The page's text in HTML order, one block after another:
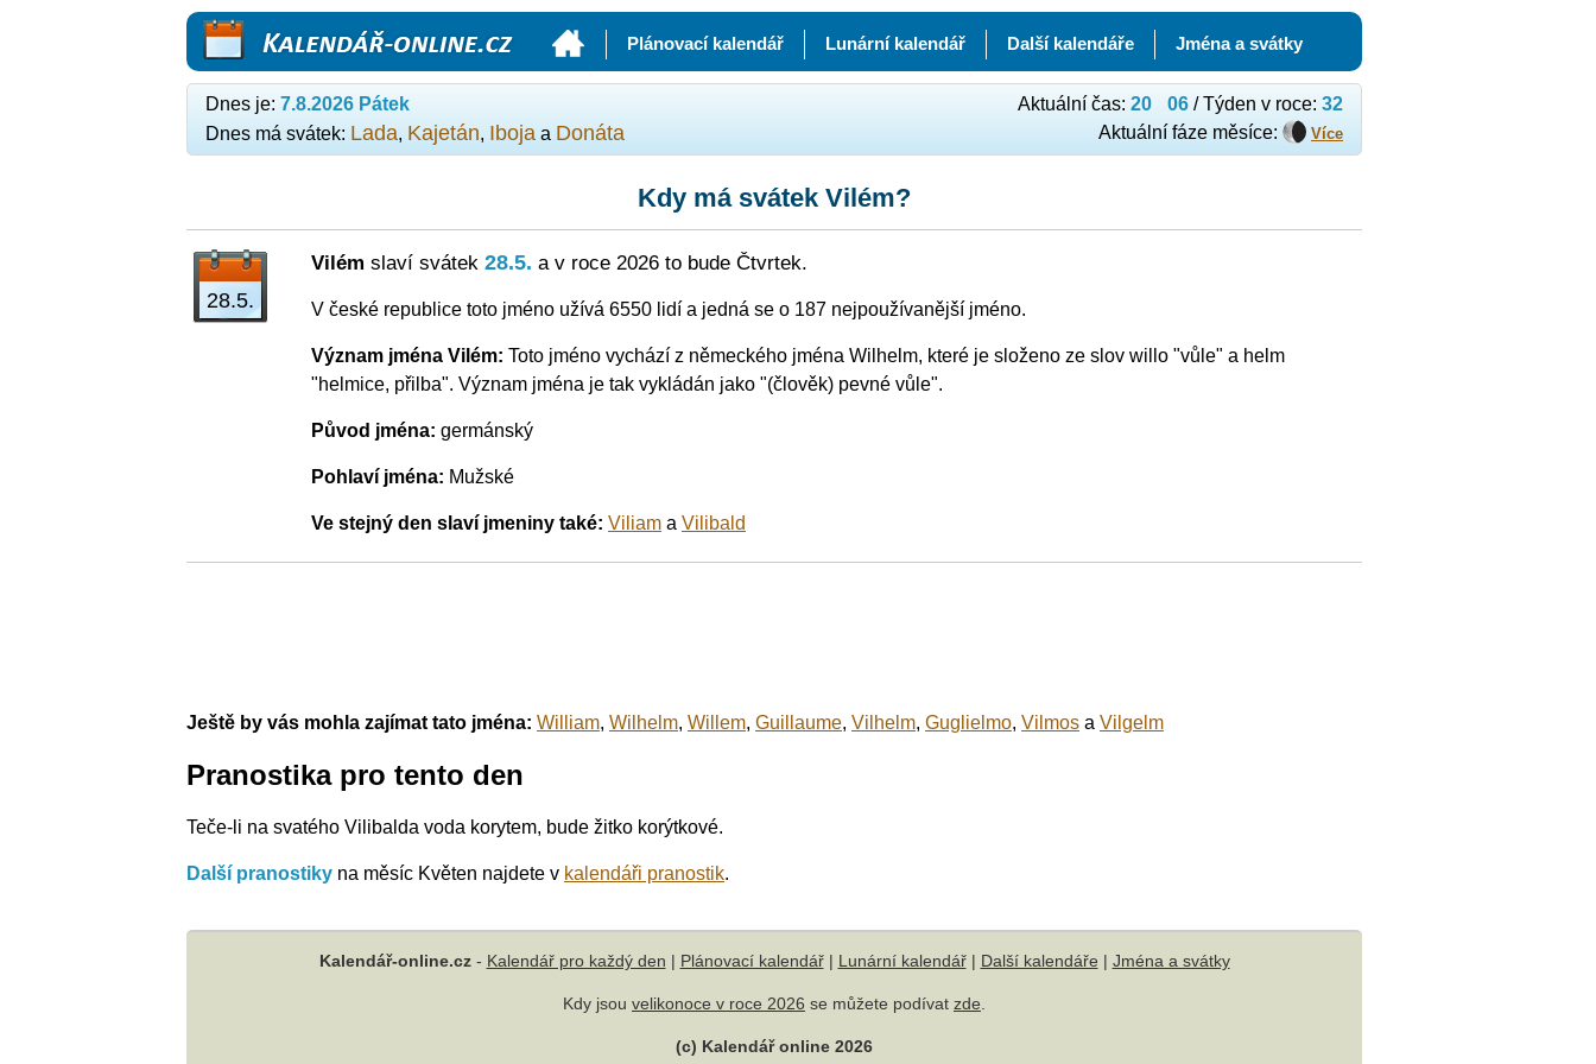
Kalendář-online.cz Plánovací kalendář Lunární kalendář Další kalendáře Jména a svátky
Dnes je: 7.8.2026 Pátek Aktuální čas: 20 06 / Týden v roce: 32
Dnes má svátek: Lada, Kajetán, Iboja a Donáta Aktuální fáze měsíce: Více
Kdy má svátek Vilém?
28.5.
Vilém slaví svátek 28.5. a v roce 2026 to bude Čtvrtek.
V české republice toto jméno užívá 6550 lidí a jedná se o 187 nejpoužívanější jméno.
Význam jména Vilém: Toto jméno vychází z německého jména Wilhelm, které je složeno ze slov willo "vůle" a helm
"helmice, přilba". Význam jména je tak vykládán jako "(člověk) pevné vůle".
Původ jména: germánský
Pohlaví jména: Mužské
Ve stejný den slaví jmeniny také: Viliam a Vilibald
Ještě by vás mohla zajímat tato jména: William, Wilhelm, Willem, Guillaume, Vilhelm, Guglielmo, Vilmos a Vilgelm
Pranostika pro tento den
Teče-li na svatého Vilibalda voda korytem, bude žitko korýtkové.
Další pranostiky na měsíc Květen najdete v kalendáři pranostik.
Kalendář-online.cz- Kalendář pro každý den | Plánovací kalendář| Lunární kalendář| Další kalendáře | Jména a svátky
Kdy jsou velikonoce v roce 2026 se můžete podívat zde
(c) Kalendář online 2026